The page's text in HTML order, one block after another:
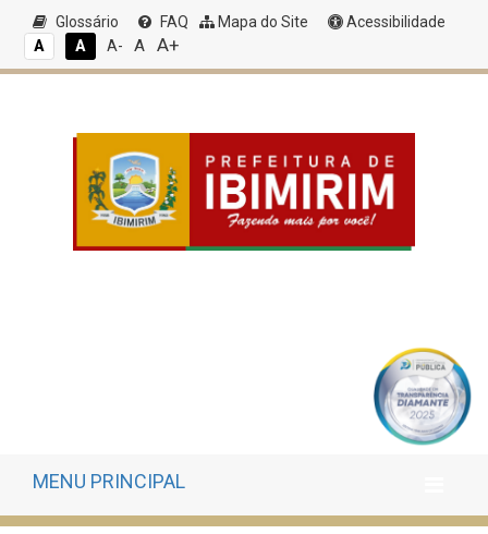
Glossário FAQ Mapa do Site
Acessibilidade
A
A A- A A+
MENU PRINCIPAL